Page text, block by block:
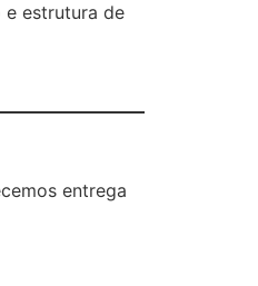
estrutura de
entrega